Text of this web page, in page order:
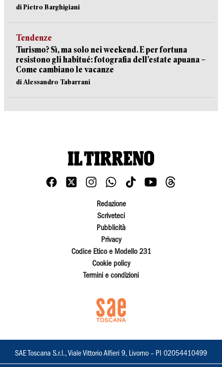
di Pietro Barghigiani
Tendenze
Turismo? Sì, ma solo nei weekend. E per fortuna
resistono gli habitué: fotografia dell’estate apuana –
Come cambiano le vacanze
di Alessandro Tabarrani
Redazione
Scriveteci
Pubblicità
Privacy
Codice Etico e Modello 231
Cookie policy
Termini e condizioni
SAE Toscana S.r.l., Viale Vittorio Alfieri 9, Livorno – PI 02054410499